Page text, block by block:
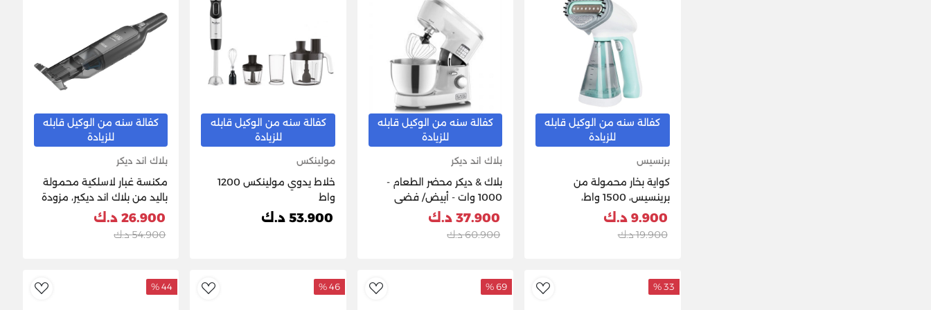
كفالة سنه من الوكيل قابله
للزيادة
برنسيس
كواية بخار محمولة من
برينسيس، 1500 واط،
9.900 د.ك
19.900 د.ك
كفالة سنه من الوكيل قابله
للزيادة
بلاك اند ديكر
بلاك & ديكر محضر الطعام -
1000 وات - أبيض/ فضى
37.900 د.ك
60.900 د.ك
كفالة سنه من الوكيل قابله
للزيادة
مولينكس
خلاط يدوي مولينكس 1200
واط
53.900 د.ك
كفالة سنه من الوكيل قابله
للزيادة
بلاك اند ديكر
مكنسة غبار لاسلكية محمولة
باليد من بلاك اند ديكير، مزودة
بوقت تشغيل 14 دقيقة، تحتوي
على فوهة عريضة للغاية قابلة
26.900 د.ك
54.900 د.ك
AddToWishlist
33 %
AddToWishlist
69 %
AddToWishlist
46 %
44 %